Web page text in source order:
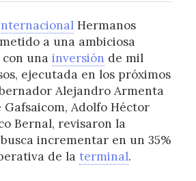
Hermanos
a una ambiciosa
con una inversión de mil
ejecutada en los próximos
Alejandro Armenta
Adolfo Héctor
Bernal, revisaron la
incrementar en un 35%
de la terminal.